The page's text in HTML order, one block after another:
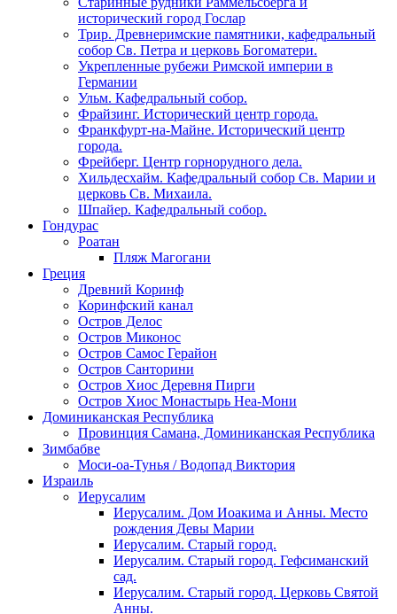
исторический город Гослар
Трир. Древнеримские памятники, кафедральный
собор Св. Петра и церковь Богоматери.
Укрепленные рубежи Римской империи в
Германии
Ульм. Кафедральный собор.
Фрайзинг. Исторический центр города.
Франкфурт-на-Майне. Исторический центр
города.
Фрейберг. Центр горнорудного дела.
Хильдесхайм. Кафедральный собор Cв. Марии и
церковь Св. Михаила.
Шпайер. Кафедральный собор.
Гондурас
Роатан
Пляж Магогани
Греция
Древний Коринф
Коринфский канал
Остров Делос
Остров Миконос
Остров Самос Герайон
Остров Санторини
Остров Хиос Деревня Пирги
Остров Хиос Монастырь Неа-Мони
Доминиканская Республика
Провинция Самана, Доминиканская Республика
Зимбабве
Моси-оа-Тунья / Водопад Виктория
Израиль
Иерусалим
Иерусалим. Дом Иоакима и Анны. Место
рождения Девы Марии
Иерусалим. Старый город.
Иерусалим. Старый город. Гефсиманский
сад.
Иерусалим. Старый город. Церковь Святой
Анны.